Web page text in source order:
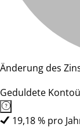
Änderung des
Geduldete
19,18 % pro